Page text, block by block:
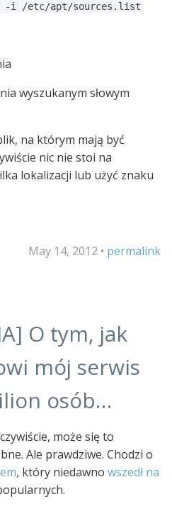
-i /etc/apt/sources.list
wyszukanym słowym
na którym mają być
nic nie stoi na
lokalizacji lub użyć znaku
May 14, 2012 • permalink
O tym, jak
mój serwis
osób…
może się to
Ale prawdziwe. Chodzi o
, który niedawno wszedł na